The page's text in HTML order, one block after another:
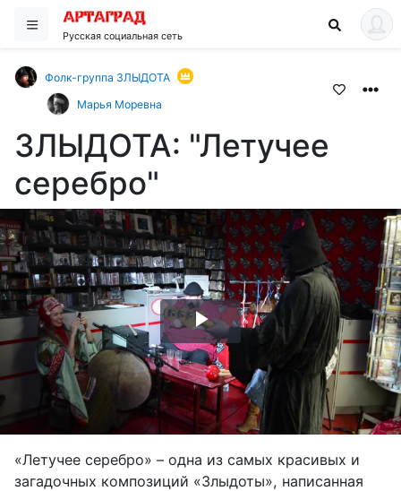
Русская социальная сеть
Фолк-группа ЗЛЫДОТА
Марья Моревна
ЗЛЫДОТА: "Летучее
серебро"
Воспроизвести
видео
«Летучее серебро» – одна из самых красивых и
загадочных композиций «Злыдоты», написанная